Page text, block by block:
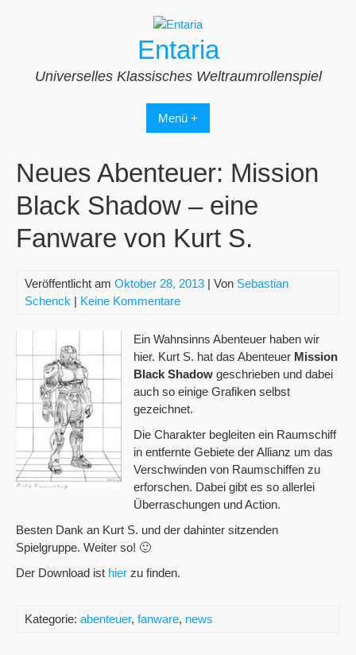
Entaria
Universelles Klassisches Weltraumrollenspiel
Menü +
Neues Abenteuer: Mission
Black Shadow – eine
Fanware von Kurt S.
Veröffentlicht am Oktober 28, 2013 | Von Sebastian
Schenck | Keine Kommentare
Ein Wahnsinns Abenteuer haben wir
hier. Kurt S. hat das Abenteuer Mission
Black Shadow geschrieben und dabei
auch so einige Grafiken selbst
gezeichnet.
Die Charakter begleiten ein Raumschiff
in entfernte Gebiete der Allianz um das
Verschwinden von Raumschiffen zu
erforschen. Dabei gibt es so allerlei
Überraschungen und Action.
Besten Dank an Kurt S. und der dahinter sitzenden
Spielgruppe. Weiter so! 🙂
Der Download ist hier zu finden.
Kategorie: abenteuer, fanware, news